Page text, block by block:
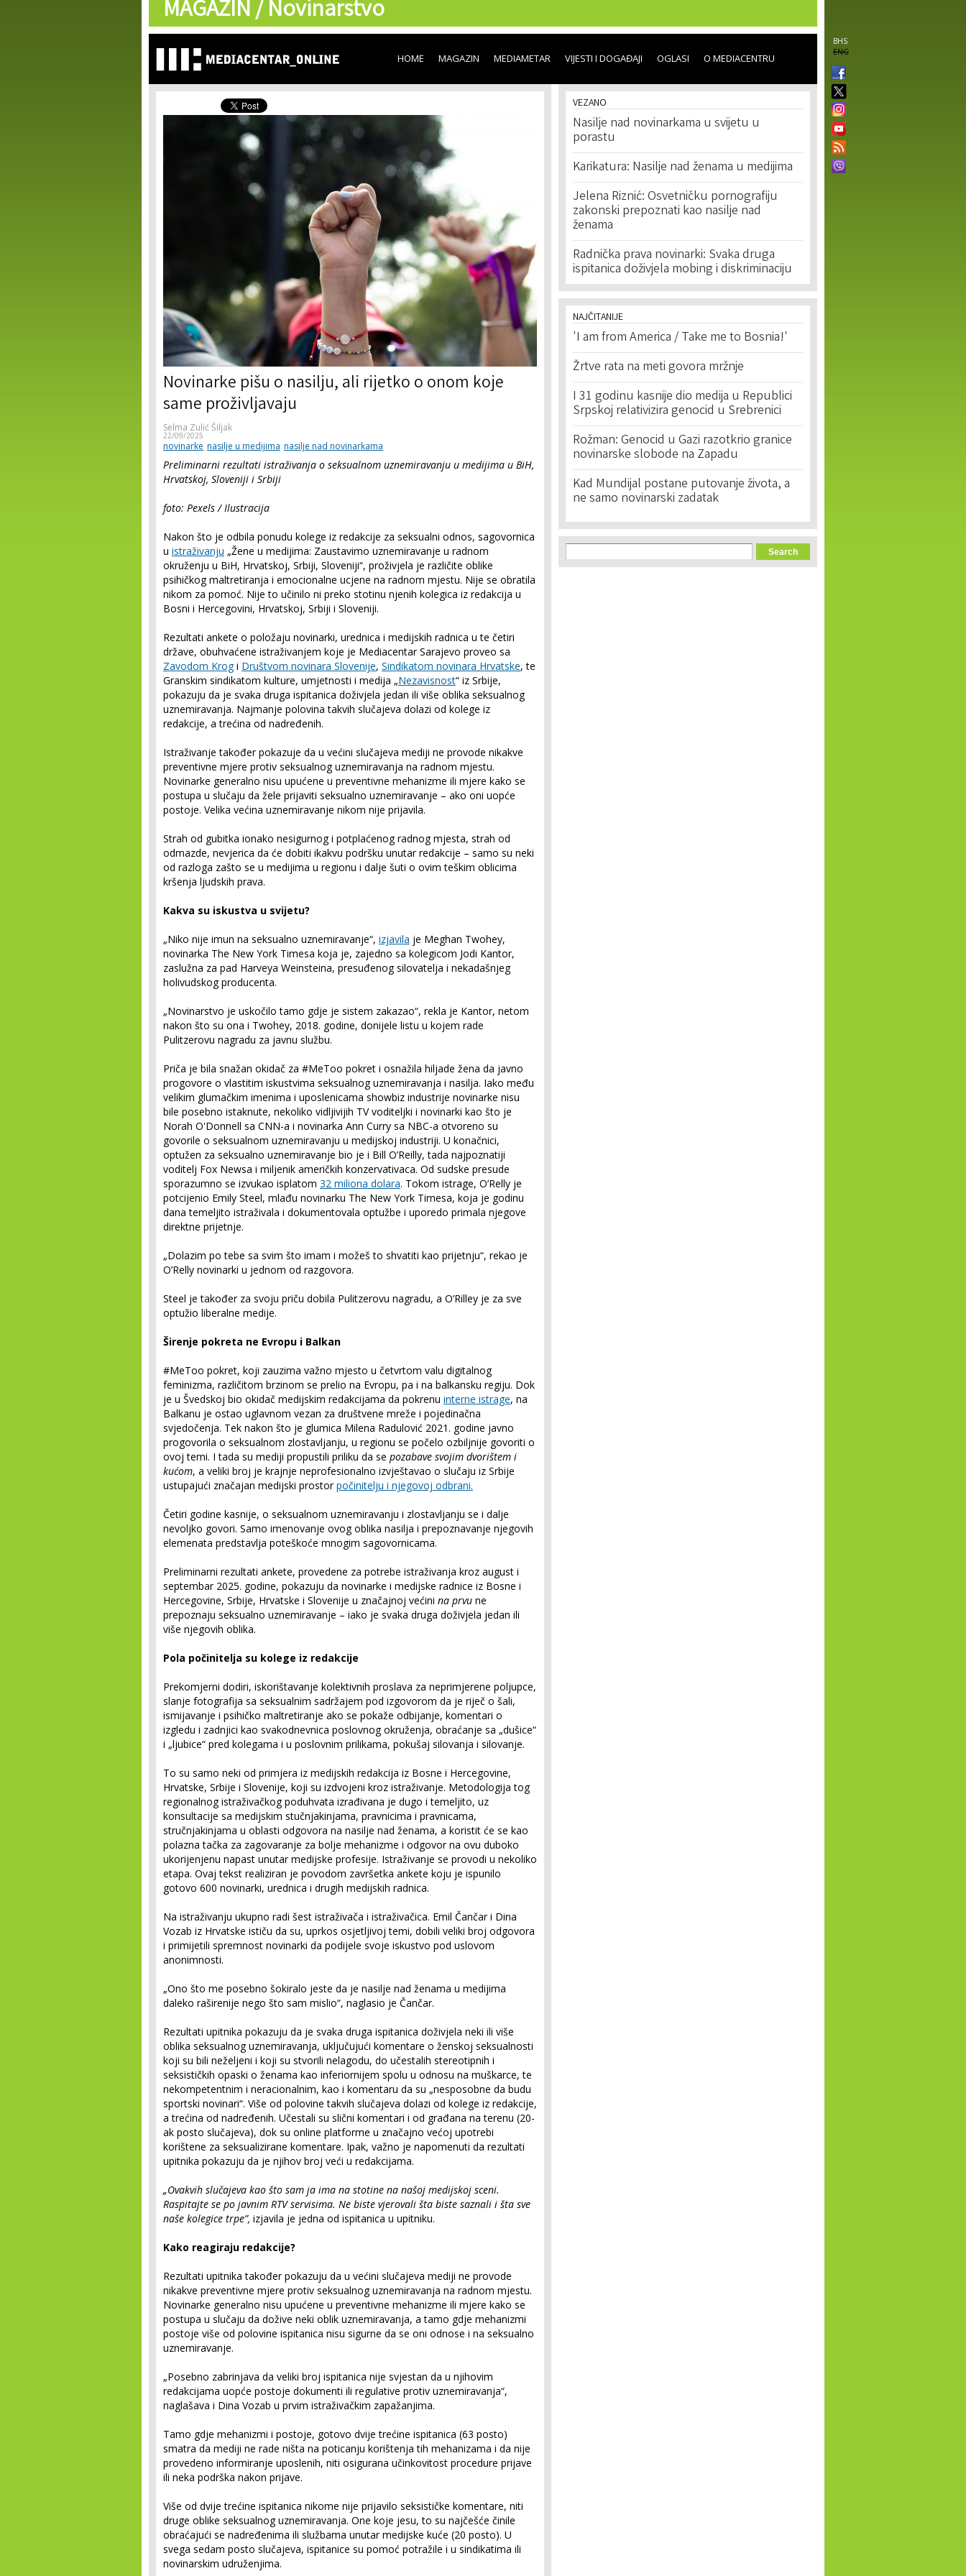
content
MAGAZIN /Novinarstvo
BHS
ENG
HOME MAGAZIN MEDIAMETAR VIJESTI I DOGAĐAJI OGLASI O MEDIACENTRU
Novinarke pišu o nasilju, ali rijetko o onom koje
same proživljavaju
Selma Zulić Šiljak
22/09/2025
novinarke nasilje u medijima nasilje nad novinarkama
Preliminarni rezultati istraživanja o seksualnom uznemiravanju u medijima u BiH,
Hrvatskoj, Sloveniji i Srbiji
foto: Pexels / Ilustracija
Nakon što je odbila ponudu kolege iz redakcije za seksualni odnos, sagovornica
u istraživanju „Žene u medijima: Zaustavimo uznemiravanje u radnom
okruženju u BiH, Hrvatskoj, Srbiji, Sloveniji“, proživjela je različite oblike
psihičkog maltretiranja i emocionalne ucjene na radnom mjestu. Nije se obratila
nikom za pomoć. Nije to učinilo ni preko stotinu njenih kolegica iz redakcija u
Bosni i Hercegovini, Hrvatskoj, Srbiji i Sloveniji.
Rezultati ankete o položaju novinarki, urednica i medijskih radnica u te četiri
države, obuhvaćene istraživanjem koje je Mediacentar Sarajevo proveo sa
Zavodom Krogi Društvom novinara Slovenije, Sindikatom novinara Hrvatske, te
Granskim sindikatom kulture, umjetnosti i medija „Nezavisnost“ iz Srbije,
pokazuju da je svaka druga ispitanica doživjela jedan ili više oblika seksualnog
uznemiravanja. Najmanje polovina takvih slučajeva dolazi od kolege iz
redakcije, a trećina od nadređenih.
Istraživanje također pokazuje da u većini slučajeva mediji ne provode nikakve
preventivne mjere protiv seksualnog uznemiravanja na radnom mjestu.
Novinarke generalno nisu upućene u preventivne mehanizme ili mjere kako se
postupa u slučaju da žele prijaviti seksualno uznemiravanje – ako oni uopće
postoje. Velika većina uznemiravanje nikom nije prijavila.
Strah od gubitka ionako nesigurnog i potplaćenog radnog mjesta, strah od
odmazde, nevjerica da će dobiti ikakvu podršku unutar redakcije – samo su neki
od razloga zašto se u medijima u regionu i dalje šuti o ovim teškim oblicima
kršenja ljudskih prava.
Kakva su iskustva u svijetu?
„Niko nije imun na seksualno uznemiravanje“, izjavila je Meghan Twohey,
novinarka The New York Timesa koja je, zajedno sa kolegicom Jodi Kantor,
zaslužna za pad Harveya Weinsteina, presuđenog silovatelja i nekadašnjeg
holivudskog producenta.
„Novinarstvo je uskočilo tamo gdje je sistem zakazao“, rekla je Kantor, netom
nakon što su ona i Twohey, 2018. godine, donijele listu u kojem rade
Pulitzerovu nagradu za javnu službu.
Priča je bila snažan okidač za #MeToo pokret i osnažila hiljade žena da javno
progovore o vlastitim iskustvima seksualnog uznemiravanja i nasilja. Iako među
velikim glumačkim imenima i uposlenicama showbiz industrije novinarke nisu
bile posebno istaknute, nekoliko vidljivijih TV voditeljki i novinarki kao što je
Norah O'Donnell sa CNN-a i novinarka Ann Curry sa NBC-a otvoreno su
govorile o seksualnom uznemiravanju u medijskoj industriji. U konačnici,
optužen za seksualno uznemiravanje bio je i Bill O’Reilly, tada najpoznatiji
voditelj Fox Newsa i miljenik američkih konzervativaca. Od sudske presude
sporazumno se izvukao isplatom 32 miliona dolara. Tokom istrage, O’Relly je
potcijenio Emily Steel, mlađu novinarku The New York Timesa, koja je godinu
dana temeljito istraživala i dokumentovala optužbe i uporedo primala njegove
direktne prijetnje.
„Dolazim po tebe sa svim što imam i možeš to shvatiti kao prijetnju“, rekao je
O’Relly novinarki u jednom od razgovora.
Steel je također za svoju priču dobila Pulitzerovu nagradu, a O’Rilley je za sve
optužio liberalne medije.
Širenje pokreta ne Evropu i Balkan
#MeToo pokret, koji zauzima važno mjesto u četvrtom valu digitalnog
feminizma, različitom brzinom se prelio na Evropu, pa i na balkansku regiju. Dok
je u Švedskoj bio okidač medijskim redakcijama da pokrenu interne istrage, na
Balkanu je ostao uglavnom vezan za društvene mreže i pojedinačna
svjedočenja. Tek nakon što je glumica Milena Radulović 2021. godine javno
progovorila o seksualnom zlostavljanju, u regionu se počelo ozbiljnije govoriti o
ovoj temi. I tada su mediji propustili priliku da se pozabave svojim dvorištem i
kućom, a veliki broj je krajnje neprofesionalno izvještavao o slučaju iz Srbije
ustupajući značajan medijski prostorpočinitelju i njegovoj odbrani.
Četiri godine kasnije, o seksualnom uznemiravanju i zlostavljanju se i dalje
nevoljko govori. Samo imenovanje ovog oblika nasilja i prepoznavanje njegovih
elemenata predstavlja poteškoće mnogim sagovornicama.
Preliminarni rezultati ankete, provedene za potrebe istraživanja kroz august i
septembar 2025. godine, pokazuju da novinarke i medijske radnice iz Bosne i
Hercegovine, Srbije, Hrvatske i Slovenije u značajnoj većini na prvu ne
prepoznaju seksualno uznemiravanje – iako je svaka druga doživjela jedan ili
više njegovih oblika.
Pola počinitelja su kolege iz redakcije
Prekomjerni dodiri, iskorištavanje kolektivnih proslava za neprimjerene poljupce,
slanje fotografija sa seksualnim sadržajem pod izgovorom da je riječ o šali,
ismijavanje i psihičko maltretiranje ako se pokaže odbijanje, komentari o
izgledu i zadnjici kao svakodnevnica poslovnog okruženja, obraćanje sa „dušice“
i „ljubice“ pred kolegama i u poslovnim prilikama, pokušaj silovanja i silovanje.
To su samo neki od primjera iz medijskih redakcija iz Bosne i Hercegovine,
Hrvatske, Srbije i Slovenije, koji su izdvojeni kroz istraživanje. Metodologija tog
regionalnog istraživačkog poduhvata izrađivana je dugo i temeljito, uz
konsultacije sa medijskim stučnjakinjama, pravnicima i pravnicama,
stručnjakinjama u oblasti odgovora na nasilje nad ženama, a koristit će se kao
polazna tačka za zagovaranje za bolje mehanizme i odgovor na ovu duboko
ukorijenjenu napast unutar medijske profesije. Istraživanje se provodi u nekoliko
etapa. Ovaj tekst realiziran je povodom završetka ankete koju je ispunilo
gotovo 600 novinarki, urednica i drugih medijskih radnica.
Na istraživanju ukupno radi šest istraživača i istraživačica. Emil Čančar i Dina
Vozab iz Hrvatske ističu da su, uprkos osjetljivoj temi, dobili veliki broj odgovora
i primijetili spremnost novinarki da podijele svoje iskustvo pod uslovom
anonimnosti.
„Ono što me posebno šokiralo jeste da je nasilje nad ženama u medijima
daleko raširenije nego što sam mislio“, naglasio je Čančar.
Rezultati upitnika pokazuju da je svaka druga ispitanica doživjela neki ili više
oblika seksualnog uznemiravanja, uključujući komentare o ženskoj seksualnosti
koji su bili neželjeni i koji su stvorili nelagodu, do učestalih stereotipnih i
seksističkih opaski o ženama kao inferiornijem spolu u odnosu na muškarce, te
nekompetentnim i neracionalnim, kao i komentaru da su „nesposobne da budu
sportski novinari“. Više od polovine takvih slučajeva dolazi od kolege iz redakcije,
a trećina od nadređenih. Učestali su slični komentari i od građana na terenu (20-
ak posto slučajeva), dok su online platforme u značajno većoj upotrebi
korištene za seksualizirane komentare. Ipak, važno je napomenuti da rezultati
upitnika pokazuju da je njihov broj veći u redakcijama.
„Ovakvih slučajeva kao što sam ja ima na stotine na našoj medijskoj sceni.
Raspitajte se po javnim RTV servisima. Ne biste vjerovali šta biste saznali i šta sve
naše kolegice trpe”, izjavila je jedna od ispitanica u upitniku.
Kako reagiraju redakcije?
Rezultati upitnika također pokazuju da u većini slučajeva mediji ne provode
nikakve preventivne mjere protiv seksualnog uznemiravanja na radnom mjestu.
Novinarke generalno nisu upućene u preventivne mehanizme ili mjere kako se
postupa u slučaju da dožive neki oblik uznemiravanja, a tamo gdje mehanizmi
postoje više od polovine ispitanica nisu sigurne da se oni odnose i na seksualno
uznemiravanje.
„Posebno zabrinjava da veliki broj ispitanica nije svjestan da u njihovim
redakcijama uopće postoje dokumenti ili regulative protiv uznemiravanja“,
naglašava i Dina Vozab u prvim istraživačkim zapažanjima.
Tamo gdje mehanizmi i postoje, gotovo dvije trećine ispitanica (63 posto)
smatra da mediji ne rade ništa na poticanju korištenja tih mehanizama i da nije
provedeno informiranje uposlenih, niti osigurana učinkovitost procedure prijave
ili neka podrška nakon prijave.
Više od dvije trećine ispitanica nikome nije prijavilo seksističke komentare, niti
druge oblike seksualnog uznemiravanja. One koje jesu, to su najčešće činile
obraćajući se nadređenima ili službama unutar medijske kuće (20 posto). U
svega sedam posto slučajeva, ispitanice su pomoć potražile i u sindikatima ili
novinarskim udruženjima.
VEZANO
Nasilje nad novinarkama u svijetu u
porastu
Karikatura: Nasilje nad ženama u medijima
Jelena Riznić: Osvetničku pornografiju
zakonski prepoznati kao nasilje nad
ženama
Radnička prava novinarki: Svaka druga
ispitanica doživjela mobing i diskriminaciju
NAJČITANIJE
'I am from America / Take me to Bosnia!'
Žrtve rata na meti govora mržnje
I 31 godinu kasnije dio medija u Republici
Srpskoj relativizira genocid u Srebrenici
Rožman: Genocid u Gazi razotkrio granice
novinarske slobode na Zapadu
Kad Mundijal postane putovanje života, a
ne samo novinarski zadatak
Search form
Search